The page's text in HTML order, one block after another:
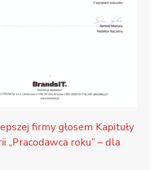
firmy głosem Kapituły
„Pracodawca roku” – dla